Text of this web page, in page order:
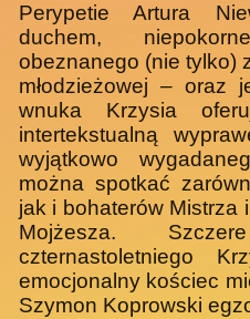
Perypetie Artura
duchem,
obeznanego (nie tylko)
mło­dzieżowej – oraz
wnuka Krzysia
intertekstualną
wyjąt­kowo
można spotkać
jak i bohaterów Mistrza
Mojżesza.
czternastoletniego
emocjonalny kościec
Szymon Ko­prowski